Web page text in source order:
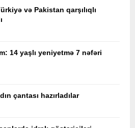
və Pakistan qarşılıqlı
14 yaşlı yeniyetmə 7 nəfəri
çantası hazırladılar